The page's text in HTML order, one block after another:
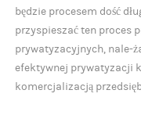
będzie procesem dość
przyspieszać ten proces
prywatyzacyjnych, nale-
efektywnej prywatyzacji
komercjalizacją